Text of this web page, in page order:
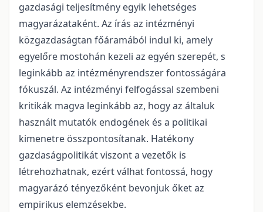
gazdasági teljesítmény egyik lehetséges
magyarázataként. Az írás az intézményi
közgazdaságtan főáramából indul ki, amely
egyelőre mostohán kezeli az egyén szerepét, s
leginkább az intézményrendszer fontosságára
fókuszál. Az intézményi felfogással szembeni
kritikák magva leginkább az, hogy az általuk
használt mutatók endogének és a politikai
kimenetre összpontosítanak. Hatékony
gazdaságpolitikát viszont a vezetők is
létrehozhatnak, ezért válhat fontossá, hogy
magyarázó tényezőként bevonjuk őket az
empirikus elemzésekbe.